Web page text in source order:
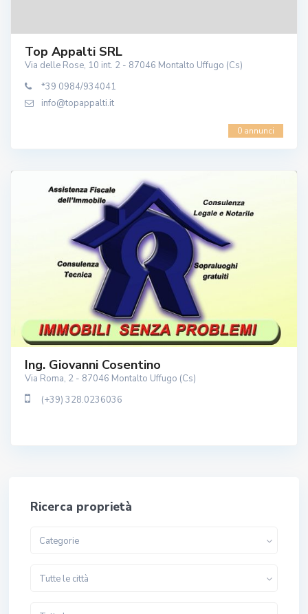
Top Appalti SRL
Via delle Rose, 10 int. 2 - 87046 Montalto Uffugo (Cs)
*39 0984/934041
info@topappalti.it
0 annunci
Ing. Giovanni Cosentino
Via Roma, 2 - 87046 Montalto Uffugo (Cs)
(+39) 328.0236036
Ricerca proprietà
Categorie
Tutte le città